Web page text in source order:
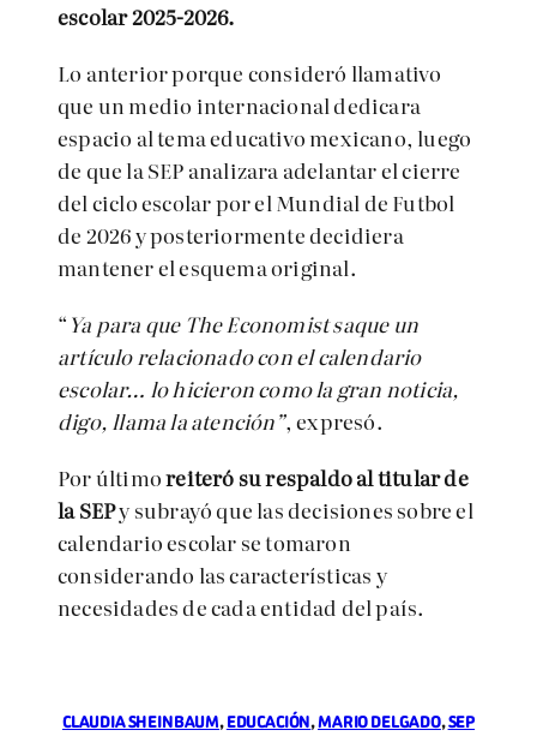
escolar 2025-2026.
Lo anterior porque consideró llamativo
que un medio internacional dedicara
espacio al tema educativo mexicano, luego
de que la SEP analizara adelantar el cierre
del ciclo escolar por el Mundial de Futbol
de 2026 y posteriormente decidiera
mantener el esquema original.
“ Ya para que The Economist saque un
artículo relacionado con el calendario
escolar… lo hicieron como la gran noticia,
digo, llama la atención”, expresó.
Por últimoreiteró su respaldo al titular de
la SEPy subrayó que las decisiones sobre el
calendario escolar se tomaron
considerando las características y
necesidades de cada entidad del país.
CLAUDIA SHEINBAUM, EDUCACIÓN, MARIO DELGADO, SEP